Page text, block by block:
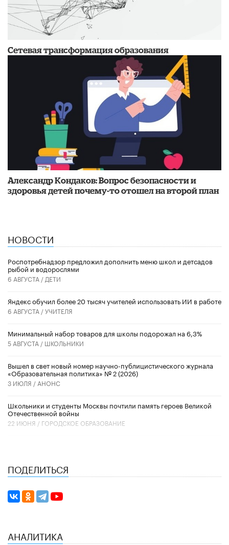
Сетевая трансформация образования
​Александр Кондаков: Вопрос безопасности и
здоровья детей почему-то отошел на второй план
НОВОСТИ
Роспотребнадзор предложил дополнить меню школ и детсадов
рыбой и водорослями
6 АВГУСТА / ДЕТИ
​Яндекс обучил более 20 тысяч учителей использовать ИИ в работе
6 АВГУСТА /УЧИТЕЛЯ
Минимальный набор товаров для школы подорожал на 6,3%
5 АВГУСТА / ШКОЛЬНИКИ
Вышел в свет новый номер научно-публицистического журнала
«Образовательная политика» № 2 (2026)
3 ИЮЛЯ / АНОНС
Школьники и студенты Москвы почтили память героев Великой
Отечественной войны
22 ИЮНЯ / ГОРОДСКОЕ ОБРАЗОВАНИЕ
ПОДЕЛИТЬСЯ
АНАЛИТИКА